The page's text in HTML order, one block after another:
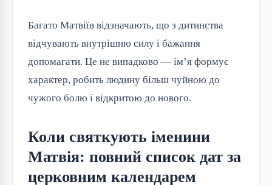
Багато Матвіїв відзначають, що з дитинства
відчувають внутрішню силу і бажання
допомагати. Це не випадково — ім’я формує
характер, робить людину більш чуйною до
чужого болю і відкритою до нового.
Коли святкують іменини
Матвія: повний список дат за
церковним календарем